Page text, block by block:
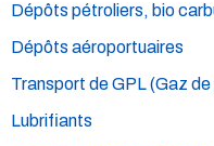
Dépôts pétroliers, bio
Dépôts aéroportuaires
Transport de GPL (Gaz
Lubrifiants